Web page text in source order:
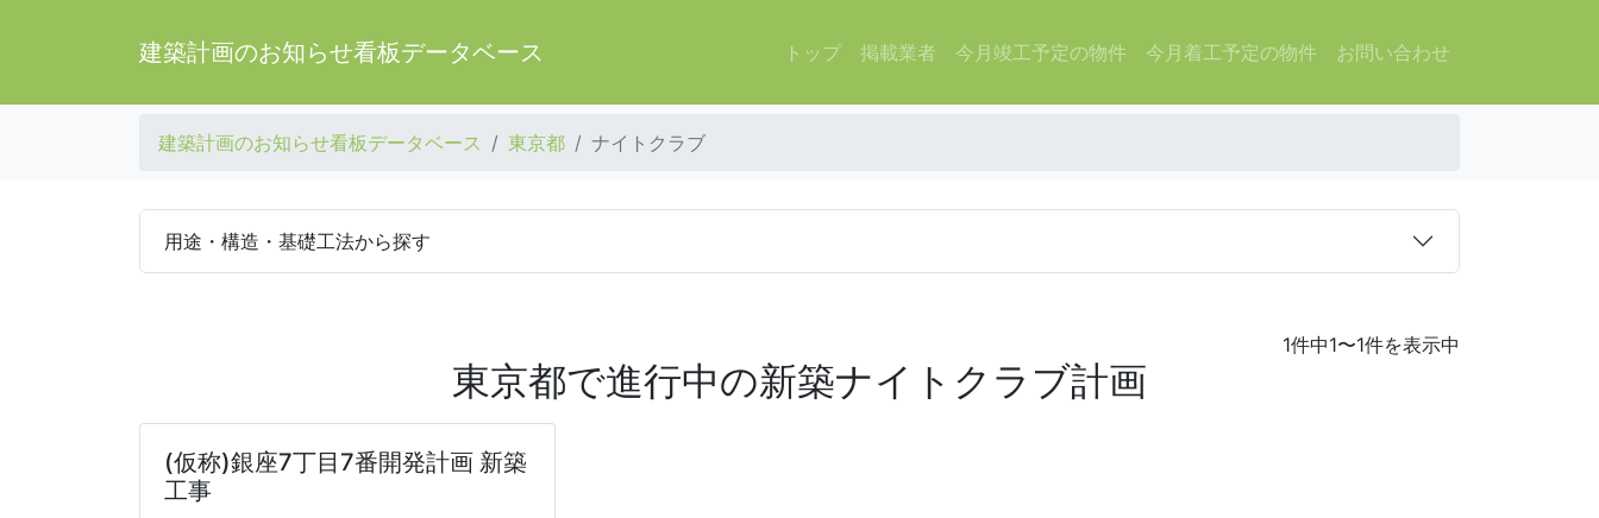
建築計画のお知らせ看板データベース トップ 掲載業者 今月竣工予定の物件 今月着工予定の物件 お問い合わせ
建築計画のお知らせ看板データベース 東京都 ナイトクラブ
用途・構造・基礎工法から探す
1件中1〜1件を表示中
東京都で進行中の新築ナイトクラブ計画
(仮称)銀座7丁目7番開発計画 新築
工事